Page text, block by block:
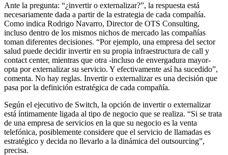
Ante la pregunta: “¿invertir o externalizar?”, la respuesta está
necesariamente dada a partir de la estrategia de cada compañía.
Como indica Rodrigo Navarro, Director de OTS Consulting,
incluso dentro de los mismos nichos de mercado las compañías
toman diferentes decisiones. “Por ejemplo, una empresa del sector
salud puede decidir invertir en su propia infraestructura de call y
contact center, mientras que otra -incluso de envergadura mayor-
opta por externalizar su servicio. Y efectivamente así ha sucedido”,
comenta. No hay reglas. Invertir o externalizar es una decisión que
pasa por la definición estratégica de cada compañía.
Según el ejecutivo de Switch, la opción de invertir o externalizar
está íntimamente ligada al tipo de negocio que se realiza. “Si se trata
de una empresa de servicios en la que su negocio es la venta
telefónica, posiblemente considere que el servicio de llamadas es
estratégico y decida no llevarlo a la dinámica del outsourcing”,
precisa.